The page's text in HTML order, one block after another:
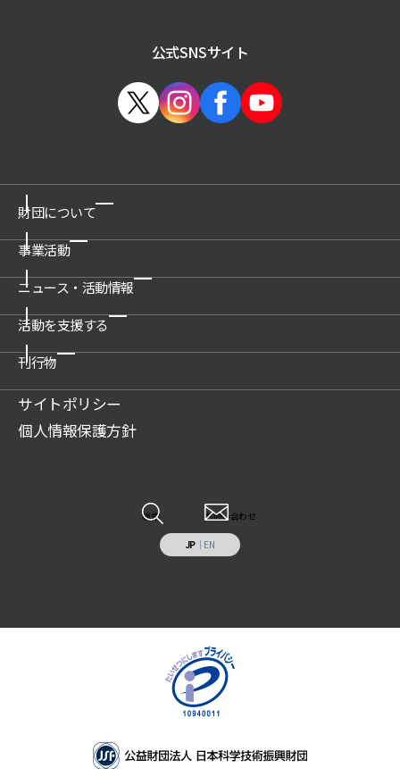
公式SNSサイト
財団について
ご挨拶
概要
沿革
関連団体
アクセス
事業活動
博物館の運営管理・プロデュース
科学技術館
所沢航空発祥記念館
展示物の貸出（巡回展示物）
科学技術系人材の育成
情報システムの受託開発と運用業務
ニュース・活動情報
新着情報一覧
プレスリリース
活動情報
広報誌記事
活動を支援する
ご支援のお願い
賛助会について
ご遺贈のご案内
刊行物
財団案内
JSF TODAY
サイトポリシー
個人情報保護方針
JP｜ EN
検索 お問い合わせ